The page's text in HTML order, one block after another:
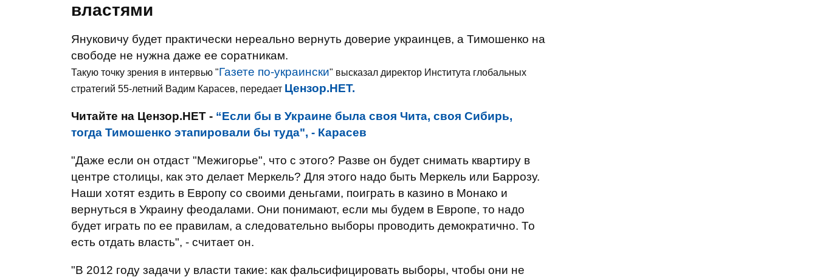
властями
Януковичу будет практически нереально вернуть доверие украинцев, а Тимошенко на
свободе не нужна даже ее соратникам.
Такую точку зрения в интервью "Газете по-украински" высказал директор Института глобальных
стратегий 55-летний Вадим Карасев, передает Цензор.НЕТ.
Читайте на Цензор.НЕТ - “Если бы в Украине была своя Чита, своя Сибирь,
тогда Тимошенко этапировали бы туда", - Карасев
"Даже если он отдаст "Межигорье", что с этого? Разве он будет снимать квартиру в
центре столицы, как это делает Меркель? Для этого надо быть Меркель или Баррозу.
Наши хотят ездить в Европу со своими деньгами, поиграть в казино в Монако и
вернуться в Украину феодалами. Они понимают, если мы будем в Европе, то надо
будет играть по ее правилам, а следовательно выборы проводить демократично. То
есть отдать власть", - считает он.
"В 2012 году задачи у власти такие: как фальсифицировать выборы, чтобы они не